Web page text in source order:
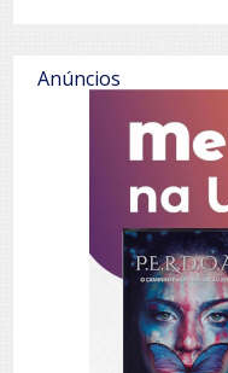
Anúncios